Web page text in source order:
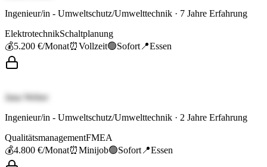
Ingenieur/in - Umweltschutz/Umwelttechnik · 7 Jahre Erfahrung
ElektrotechnikSchaltplanung
💰5.200 €/Monat⏰Vollzeit🟢Sofort 📍Essen
Jana Weber
Ingenieur/in - Umweltschutz/Umwelttechnik · 2 Jahre Erfahrung
QualitätsmanagementFMEA
💰4.800 €/Monat⏰Minijob🟢Sofort 📍Essen